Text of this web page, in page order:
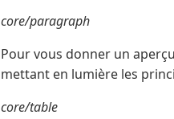
core/paragraph
Pour vous donner un
mettant en lumière les
core/table